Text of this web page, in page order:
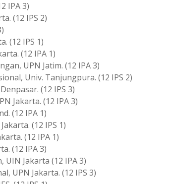
IPA 3)
(12 IPS 2)
(12 IPS 1)
(12 IPA 1)
UPN Jatim. (12 IPA 3)
Univ. Tanjungpura. (12 IPS 2)
(12 IPS 3)
Jakarta. (12 IPA 3)
(12 IPA 1)
(12 IPS 1)
(12 IPA 1)
(12 IPA 3)
UIN Jakarta (12 IPA 3)
UPN Jakarta. (12 IPS 3)